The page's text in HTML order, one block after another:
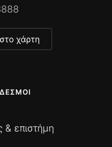
χάρτη
& επιστήμη